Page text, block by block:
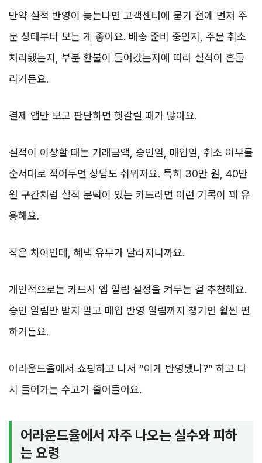
만약 실적 반영이 늦는다면 고객센터에 묻기 전에 먼저 주
문 상태부터 보는 게 좋아요. 배송 준비 중인지, 주문 취소
처리됐는지, 부분 환불이 들어갔는지에 따라 실적이 흔들
리거든요.
결제 앱만 보고 판단하면 헷갈릴 때가 많아요.
실적이 이상할 때는 거래금액, 승인일, 매입일, 취소 여부를
순서대로 적어두면 상담도 쉬워져요. 특히 30만 원, 40만
원 구간처럼 실적 문턱이 있는 카드라면 이런 기록이 꽤 유
용해요.
작은 차이인데, 혜택 유무가 달라지니까요.
개인적으로는 카드사 앱 알림 설정을 켜두는 걸 추천해요.
승인 알림만 받지 말고 매입 반영 알림까지 챙기면 훨씬 편
하거든요.
어라운드율에서 쇼핑하고 나서 “이게 반영됐나?” 하고 다
시 들어가는 수고가 줄어들어요.
어라운드율에서 자주 나오는 실수와 피하
는 요령